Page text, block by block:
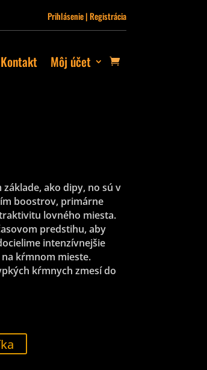
Prihlásenie | Registrácia
Kontakt Môj účet
ako dipy, no sú v
boostrov, primárne
lovného miesta.
predstihu, aby
intenzívnejšie
kŕmnom mieste.
kŕmnych zmesí do